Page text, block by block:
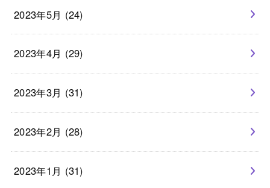
2023年5月 (24)
2023年4月 (29)
2023年3月 (31)
2023年2月 (28)
2023年1月 (31)